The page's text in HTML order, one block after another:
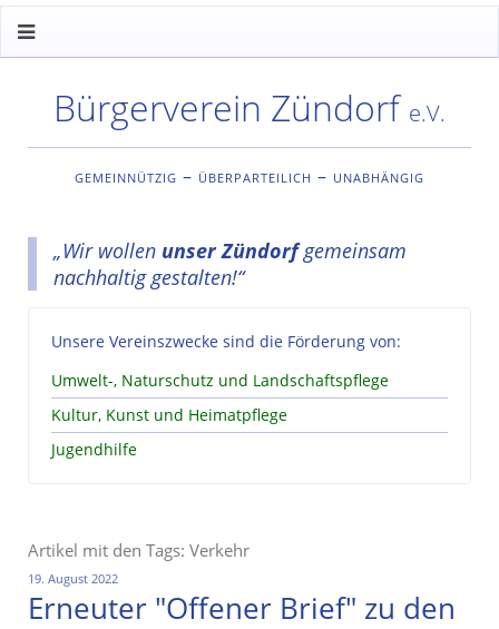
Bürgerverein Zündorf e.V.
gemeinnützig – überparteilich – unabhängig
„Wir wollen unser Zündorfgemeinsam
nachhaltig gestalten!“
Unsere Vereinszwecke sind die Förderung von:
Umwelt-, Naturschutz und Landschaftspflege
Kultur, Kunst und Heimatpflege
Jugendhilfe
Artikel mit den Tags: Verkehr
19. August 2022
Erneuter "Offener Brief" zu den